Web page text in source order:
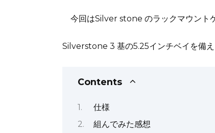
c
e
b
o
it
te
r
ai
l
d
di
t
k
e
dI
a
ts
A
p
y
今回はSilver stone のラックマウント
Silverstone 3 基の5.25インチベイを備
Contents
仕様
組んでみた感想